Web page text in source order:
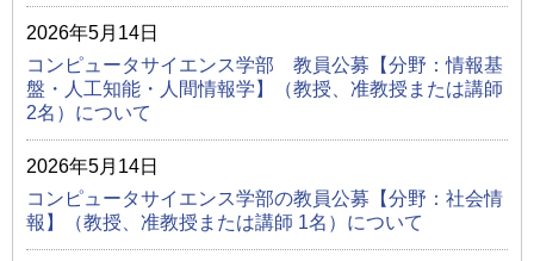
2026年5月14日
コンピュータサイエンス学部 教員公募【分野：情報基
盤・人工知能・人間情報学】（教授、准教授または講師
2名）について
2026年5月14日
コンピュータサイエンス学部の教員公募【分野：社会情
報】（教授、准教授または講師 1名）について